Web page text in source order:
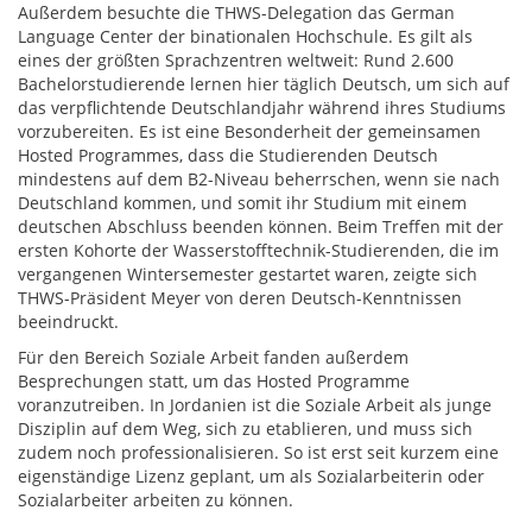
Außerdem besuchte die THWS-Delegation das German
Language Center der binationalen Hochschule. Es gilt als
eines der größten Sprachzentren weltweit: Rund 2.600
Bachelorstudierende lernen hier täglich Deutsch, um sich auf
das verpflichtende Deutschlandjahr während ihres Studiums
vorzubereiten. Es ist eine Besonderheit der gemeinsamen
Hosted Programmes, dass die Studierenden Deutsch
mindestens auf dem B2-Niveau beherrschen, wenn sie nach
Deutschland kommen, und somit ihr Studium mit einem
deutschen Abschluss beenden können. Beim Treffen mit der
ersten Kohorte der Wasserstofftechnik-Studierenden, die im
vergangenen Wintersemester gestartet waren, zeigte sich
THWS-Präsident Meyer von deren Deutsch-Kenntnissen
beeindruckt.
Für den Bereich Soziale Arbeit fanden außerdem
Besprechungen statt, um das Hosted Programme
voranzutreiben. In Jordanien ist die Soziale Arbeit als junge
Disziplin auf dem Weg, sich zu etablieren, und muss sich
zudem noch professionalisieren. So ist erst seit kurzem eine
eigenständige Lizenz geplant, um als Sozialarbeiterin oder
Sozialarbeiter arbeiten zu können.